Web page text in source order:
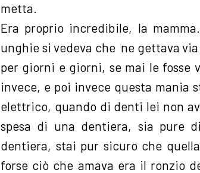
metta.
Era proprio incredibile, la
unghie si vedeva che ne gettava
per giorni e giorni, se mai le fosse
invece, e poi invece questa mania
elettrico, quando di denti lei non
spesa di una dentiera, sia pure
dentiera, stai pur sicuro che
forse ciò che amava era il ronzio